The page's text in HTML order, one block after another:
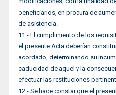
beneficiarios, en procura de
de asistencia.
11.- El cumplimiento de los
el presente Acta deberían
acordado, determinando su
caducidad de aquel y la
efectuar las restituciones
12.- Se hace constar que el